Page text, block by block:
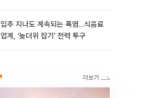
입추 지나도 계속되는 폭염…식음료
업계, ‘늦더위 잡기’ 전력 투구